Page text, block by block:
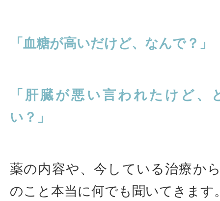
「血糖が高いだけど、なんで？」
「肝臓が悪い言われたけど、
い？」
薬の内容や、今している治療か
のこと本当に何でも聞いてきます